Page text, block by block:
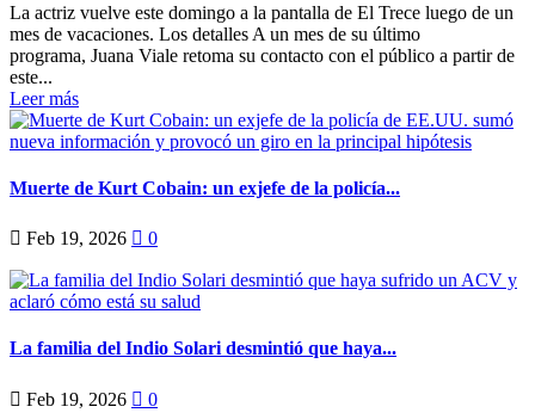
La actriz vuelve este domingo a la pantalla de El Trece luego de un
mes de vacaciones. Los detalles A un mes de su último
programa, Juana Viale retoma su contacto con el público a partir de
este...
Leer más
Muerte de Kurt Cobain: un exjefe de la policía...
Feb 19, 2026 0
La familia del Indio Solari desmintió que haya...
Feb 19, 2026 0